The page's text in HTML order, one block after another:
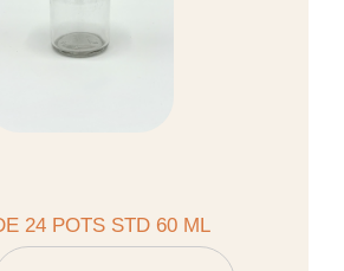
24 POTS STD 60 ML